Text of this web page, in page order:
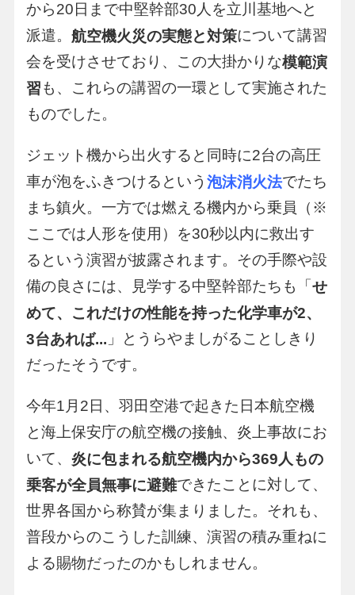
から20日まで中堅幹部30人を立川基地へと
派遣。 航空機火災の実態と対策について講習
会を受けさせており、この大掛かりな模範演
習も、これらの講習の一環として実施された
ものでした。
ジェット機から出火すると同時に2台の高圧
車が泡をふきつけるという 泡沫消火法でたち
まち鎮火。一方では燃える機内から乗員（※
ここでは人形を使用）を30秒以内に救出す
るという演習が披露されます。その手際や設
備の良さには、見学する中堅幹部たちも「 せ
めて、これだけの性能を持った化学車が2、
3台あれば... 」とうらやましがることしきり
だったそうです。
今年1月2日、羽田空港で起きた日本航空機
と海上保安庁の航空機の接触、炎上事故にお
いて、 炎に包まれる航空機内から369人もの
乗客が全員無事に避難できたことに対して、
世界各国から称賛が集まりました。それも、
普段からのこうした訓練、演習の積み重ねに
よる賜物だったのかもしれません。